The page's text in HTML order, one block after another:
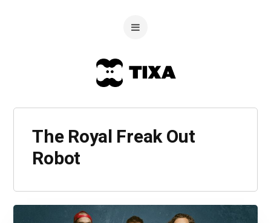
The Royal Freak Out
Robot